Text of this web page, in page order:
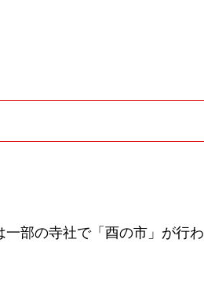
部の寺社で「酉の市」が行わ